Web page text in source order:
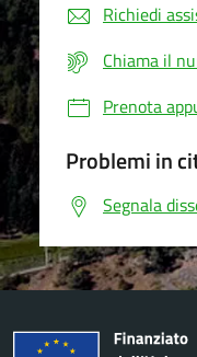
Richiedi
Chiama il
Prenota
Problemi in
Segnala